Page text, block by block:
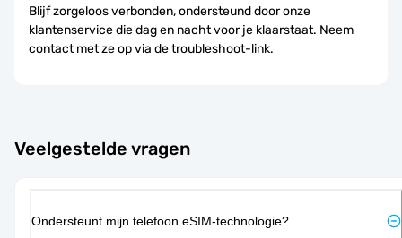
Blijf zorgeloos verbonden, ondersteund door onze
klantenservice die dag en nacht voor je klaarstaat. Neem
contact met ze op via de troubleshoot-link.
Veelgestelde vragen
Ondersteunt mijn telefoon eSIM-technologie?